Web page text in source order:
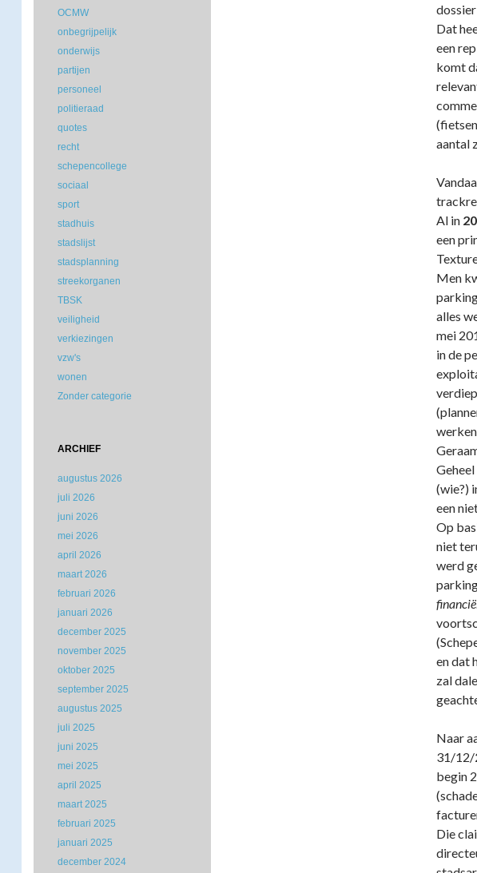
Dat
een
komt
aantal
Al in
een
Men
alles
mei
in de
(wie?)
een
Op
niet
werd
en dat
zal
Naar
31/12/
begin
Die
OCMW
onbegrijpelijk
onderwijs
partijen
personeel
politieraad
quotes
recht
schepencollege
sociaal
sport
stadhuis
stadslijst
stadsplanning
streekorganen
TBSK
veiligheid
verkiezingen
vzw's
wonen
Zonder categorie
ARCHIEF
augustus 2026
juli 2026
juni 2026
mei 2026
april 2026
maart 2026
februari 2026
januari 2026
december 2025
november 2025
oktober 2025
september 2025
augustus 2025
juli 2025
juni 2025
mei 2025
april 2025
maart 2025
februari 2025
januari 2025
december 2024